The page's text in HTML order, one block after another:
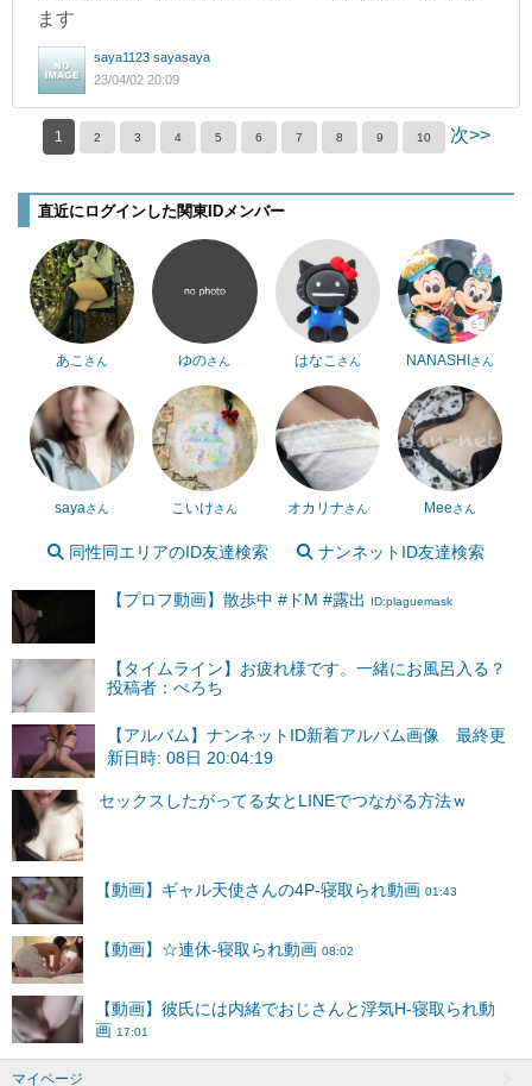
ます
saya1123 sayasaya
23/04/02 20:09
1 2 3 4 5 6 7 8 9 10 次>>
直近にログインした関東IDメンバー
あこ さん ゆのさん はなこ さん NANASHI さん
sayaさん こいけさん オカリナさん Meeさん
同性同エリアのID友達検索 ナンネットID友達検索
【プロフ動画】散歩中 #ドM #露出 ID:plaguemask
【タイムライン】お疲れ様です。一緒にお風呂入る？
投稿者：ぺろち
【アルバム】ナンネットID新着アルバム画像 最終更
新日時: 08日 20:04:19
マイページ